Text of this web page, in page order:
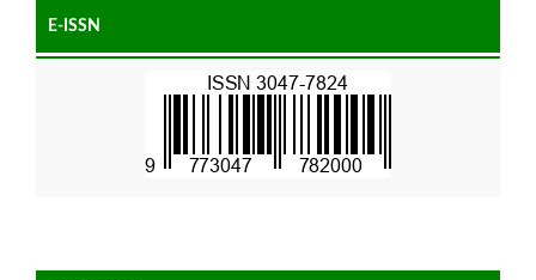
E-ISSN